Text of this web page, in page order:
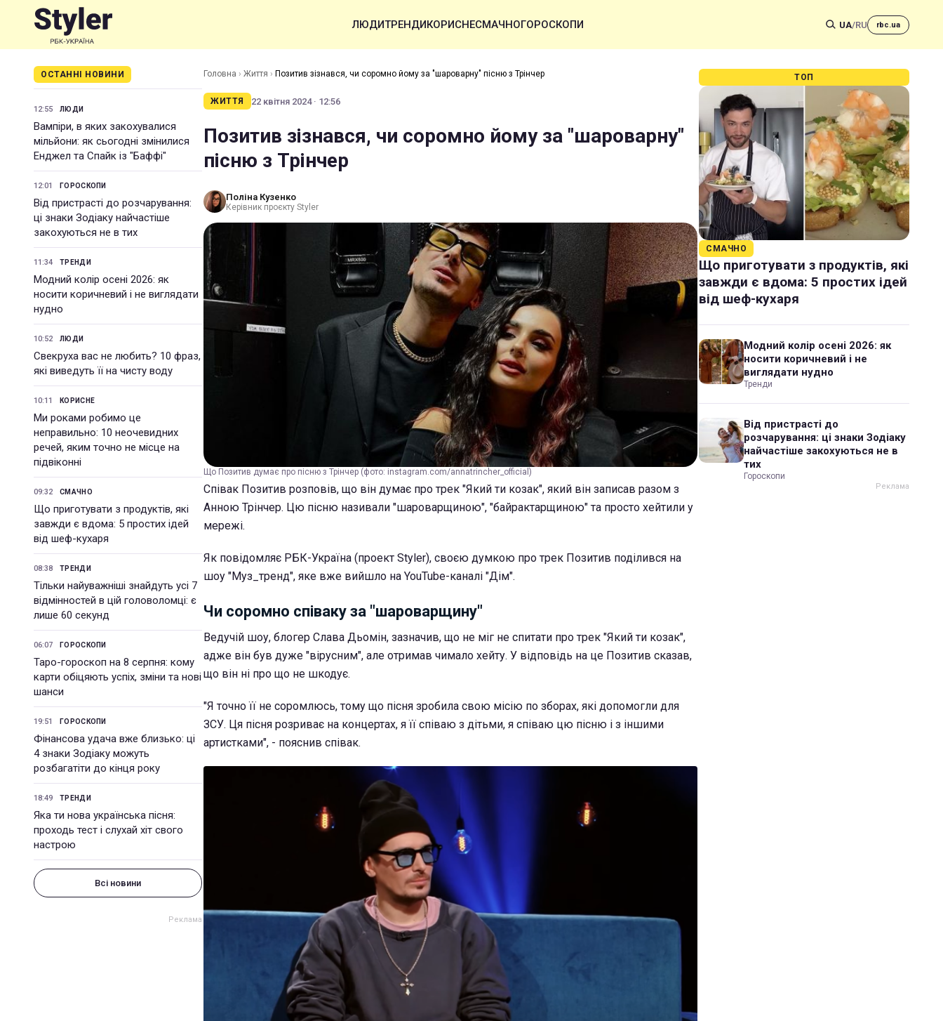
ЛЮДИТРЕНДИКОРИСНЕСМАЧНОГОРОСКОПИ UA/RU rbc.ua
ОСТАННІ НОВИНИ
12:55 ЛЮДИ
Вампіри, в яких закохувалися
мільйони: як сьогодні змінилися
Енджел та Спайк із "Баффі"
12:01 ГОРОСКОПИ
Від пристрасті до розчарування:
ці знаки Зодіаку найчастіше
закохуються не в тих
11:34 ТРЕНДИ
Модний колір осені 2026: як
носити коричневий і не виглядати
нудно
10:52 ЛЮДИ
Свекруха вас не любить? 10 фраз,
які виведуть її на чисту воду
10:11 КОРИСНЕ
Ми роками робимо це
неправильно: 10 неочевидних
речей, яким точно не місце на
підвіконні
09:32 СМАЧНО
Що приготувати з продуктів, які
завжди є вдома: 5 простих ідей
від шеф-кухаря
08:38 ТРЕНДИ
Тільки найуважніші знайдуть усі 7
відмінностей в цій головоломці: є
лише 60 секунд
06:07 ГОРОСКОПИ
Таро-гороскоп на 8 серпня: кому
карти обіцяють успіх, зміни та нові
шанси
19:51 ГОРОСКОПИ
Фінансова удача вже близько: ці
4 знаки Зодіаку можуть
розбагатіти до кінця року
18:49 ТРЕНДИ
Яка ти нова українська пісня:
проходь тест і слухай хіт свого
настрою
Всі новини
Головна › Життя › Позитив зізнався, чи соромно йому за "шароварну" пісню з Трінчер
ЖИТТЯ 22 квітня 2024 · 12:56
Позитив зізнався, чи соромно йому за "шароварну"
пісню з Трінчер
Поліна Кузенко
Керівник проєкту Styler
Що Позитив думає про пісню з Трінчер (фото: instagram.com/annatrincher_official)
Співак Позитив розповів, що він думає про трек "Який ти козак", який він записав разом з
Анною Трінчер. Цю пісню називали "шароварщиною", "байрактарщиною" та просто хейтили у
мережі.
Як повідомляє РБК-Україна (проект Styler), своєю думкою про трек Позитив поділився на
шоу "Муз_тренд", яке вже вийшло на YouTube-каналі "Дім".
Чи соромно співаку за "шароварщину"
Ведучій шоу, блогер Слава Дьомін, зазначив, що не міг не спитати про трек "Який ти козак",
адже він був дуже "вірусним", але отримав чимало хейту. У відповідь на це Позитив сказав,
що він ні про що не шкодує.
"Я точно її не соромлюсь, тому що пісня зробила свою місію по зборах, які допомогли для
ЗСУ. Ця пісня розриває на концертах, я її співаю з дітьми, я співаю цю пісню і з іншими
артистками", - пояснив співак.
ТОП
СМАЧНО
Що приготувати з продуктів, які
завжди є вдома: 5 простих ідей
від шеф-кухаря
Модний колір осені 2026: як
носити коричневий і не
виглядати нудно
Тренди
Від пристрасті до
розчарування: ці знаки Зодіаку
найчастіше закохуються не в
тих
Гороскопи